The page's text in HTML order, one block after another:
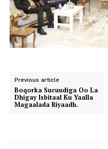
Previous article
Boqorka Sucuudiga Oo La
Dhigay Isbitaal Ku Yaalla
Magaalada Riyaadh.